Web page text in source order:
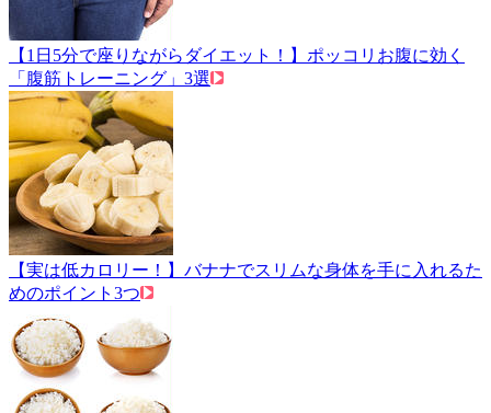
【1日5分で座りながらダイエット！】ポッコリお腹に効く
「腹筋トレーニング」3選
【実は低カロリー！】バナナでスリムな身体を手に入れるた
めのポイント3つ